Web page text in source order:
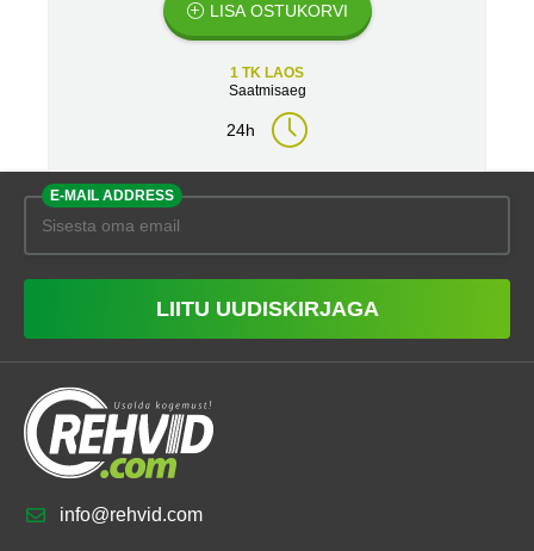
LISA OSTUKORVI
1 TK LAOS
Saatmisaeg
24h
E-MAIL ADDRESS
LIITU UUDISKIRJAGA
info@rehvid.com